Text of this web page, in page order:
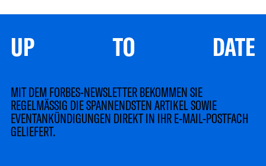
UP TO DATE
MIT DEM FORBES-NEWSLETTER BEKOMMEN SIE
REGELMÄSSIG DIE SPANNENDSTEN ARTIKEL SOWIE
EVENTANKÜNDIGUNGEN DIREKT IN IHR E-MAIL-POSTFACH
GELIEFERT.